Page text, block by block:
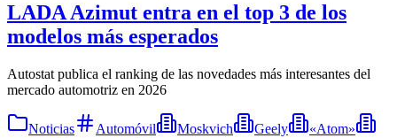
LADA Azimut entra en el top 3 de los
modelos más esperados
Autostat publica el ranking de las novedades más interesantes del
mercado automotriz en 2026
Noticias Automóvil Moskvich Geely
«Atom»